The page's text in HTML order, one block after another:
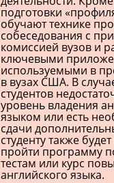
подготовки
обучают технике
собеседования с
комиссией вузов и
ключевыми
используемыми в
в вузах США. В
студентов
уровень владения
языком или есть
сдачи
студенту также
пройти программу
тестам или курс
английского языка.